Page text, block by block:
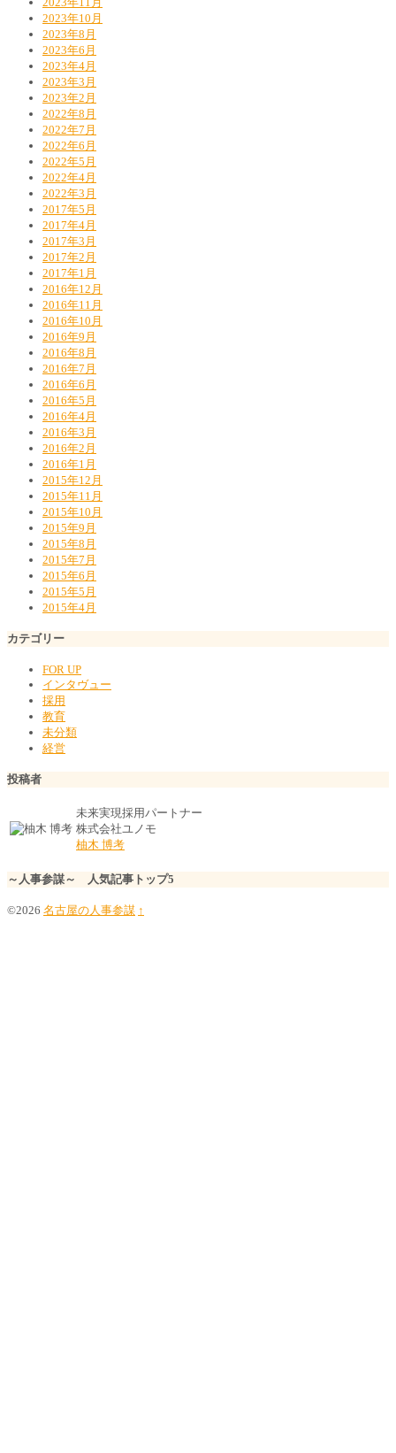
2023年10月
2023年8月
2023年6月
2023年4月
2023年3月
2023年2月
2022年8月
2022年7月
2022年6月
2022年5月
2022年4月
2022年3月
2017年5月
2017年4月
2017年3月
2017年2月
2017年1月
2016年12月
2016年11月
2016年10月
2016年9月
2016年8月
2016年7月
2016年6月
2016年5月
2016年4月
2016年3月
2016年2月
2016年1月
2015年12月
2015年11月
2015年10月
2015年9月
2015年8月
2015年7月
2015年6月
2015年5月
2015年4月
カテゴリー
FOR UP
インタヴュー
採用
教育
未分類
経営
投稿者
未来実現採用パートナー
株式会社ユノモ
柚木 博考
～人事参謀～ 人気記事トップ5
©2026 名古屋の人事参謀 ↑